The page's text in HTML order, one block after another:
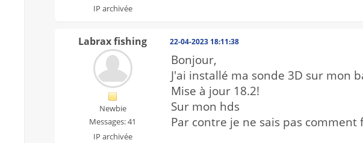
IP archivée
Labrax fishing
Newbie
Messages: 41
IP archivée
22-04-2023 18:11:38
Bonjour,
J'ai installé ma sonde 3D sur mon
Mise à jour 18.2!
Sur mon hds
Par contre je ne sais pas